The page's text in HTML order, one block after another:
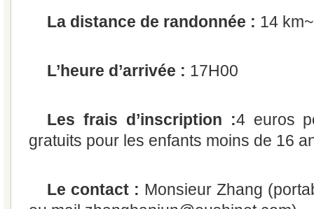
La distance de randonnée : 14
L’heure d’arrivée : 17H00
Les frais d’inscription :4 euros
gratuits pour les enfants moins de 16
Le contact : Monsieur Zhang